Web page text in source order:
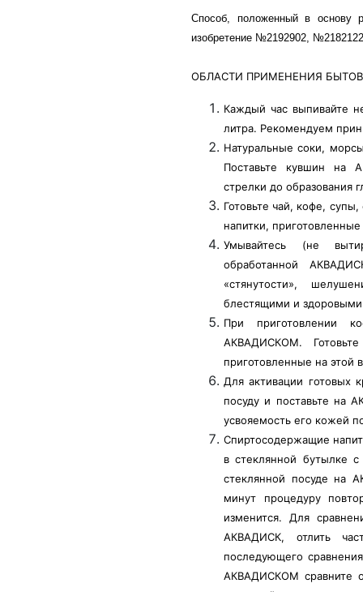
Способ, положенный в основу
изобретение №2192902,
ОБЛАСТИ ПРИМЕНЕНИЯ
Каждый час выпивайте
литра. Рекомендуем
Натуральные соки,
Поставьте кувшин на
стрелки до образования
Готовьте чай, кофе,
напитки,
Умывайтесь (не
обработанной
«стянутости»,
блестящими и
При приготовлении
АКВАДИСКОМ.
приготовленные на этой
Для активации готовых
посуду и поставьте на
усвояемость его кожей
Спиртосодержащие
в стеклянной бутылке
стеклянной посуде на
минут процедуру
изменится. Для
АКВАДИСК, отлить
последующего
АКВАДИСКОМ сравните